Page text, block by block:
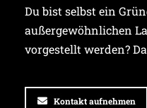
Du bist selbst ein
außergewöhnlichen
vorgestellt werden?
Kontakt aufnehmen